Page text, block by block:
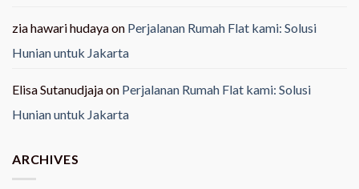
zia hawari hudayaon Perjalanan Rumah Flat kami: Solusi
Hunian untuk Jakarta
Elisa Sutanudjajaon Perjalanan Rumah Flat kami: Solusi
Hunian untuk Jakarta
ARCHIVES